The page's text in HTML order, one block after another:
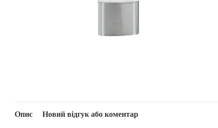
Опис Новий відгук або коментар